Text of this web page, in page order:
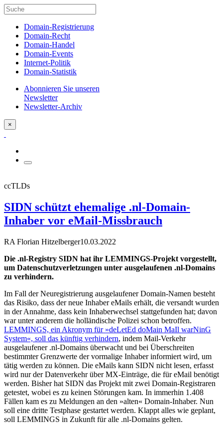
Domain-Registrierung
Domain-Recht
Domain-Handel
Domain-Events
Internet-Politik
Domain-Statistik
Abonnieren Sie unseren
Newsletter
Newsletter-Archiv
×
ccTLDs
SIDN schützt ehemalige .nl-Domain-
Inhaber vor eMail-Missbrauch
RA Florian Hitzelberger10.03.2022
Die .nl-Registry SIDN hat ihr LEMMINGS-Projekt vorgestellt,
um Datenschutzverletzungen unter ausgelaufenen .nl-Domains
zu verhindern.
Im Fall der Neuregistrierung ausgelaufener Domain-Namen besteht
das Risiko, dass der neue Inhaber eMails erhält, die versandt wurden
in der Annahme, dass kein Inhaberwechsel stattgefunden hat; davon
war unter anderem die holländische Polizei schon betroffen.
LEMMINGS, ein Akronym für »deLetEd doMain MaIl warNinG
System«, soll das künftig verhindern, indem Mail-Verkehr
ausgelaufener .nl-Domains überwacht und bei Überschreiten
bestimmter Grenzwerte der vormalige Inhaber informiert wird, um
tätig werden zu können. Die eMails kann SIDN nicht lesen, erfasst
wird nur der Datenverkehr über MX-Einträge, die für eMail benötigt
werden. Bisher hat SIDN das Projekt mit zwei Domain-Registraren
getestet, wobei es zu keinen Störungen kam. In immerhin 1.408
Fällen kam es zu Meldungen an den »alten« Domain-Inhaber. Nun
soll eine dritte Testphase gestartet werden. Klappt alles wie geplant,
soll LEMMINGS in Zukunft für alle .nl-Domains gelten.